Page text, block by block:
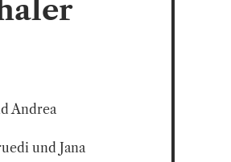
Andrea
und Jana